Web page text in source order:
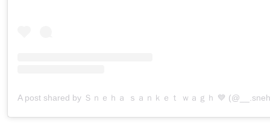
A post shared by Ｓｎｅｈａ ｓａｎｋｅｔ ｗａｇｈ 💙